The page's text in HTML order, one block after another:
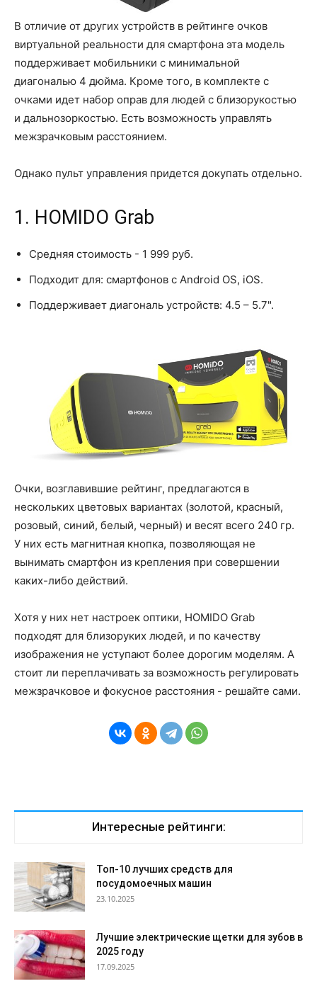
В отличие от других устройств в рейтинге очков
виртуальной реальности для смартфона эта модель
поддерживает мобильники с минимальной
диагональю 4 дюйма. Кроме того, в комплекте с
очками идет набор оправ для людей с близорукостью
и дальнозоркостью. Есть возможность управлять
межзрачковым расстоянием.
Однако пульт управления придется докупать отдельно.
1. HOMIDO Grab
Средняя стоимость - 1 999 руб.
Подходит для: смартфонов с Android OS, iOS.
Поддерживает диагональ устройств: 4.5 – 5.7".
Очки, возглавившие рейтинг, предлагаются в
нескольких цветовых вариантах (золотой, красный,
розовый, синий, белый, черный) и весят всего 240 гр.
У них есть магнитная кнопка, позволяющая не
вынимать смартфон из крепления при совершении
каких-либо действий.
Хотя у них нет настроек оптики, HOMIDO Grab
подходят для близоруких людей, и по качеству
изображения не уступают более дорогим моделям. А
стоит ли переплачивать за возможность регулировать
межзрачковое и фокусное расстояния - решайте сами.
Интересные рейтинги:
Топ-10 лучших средств для
посудомоечных машин
23.10.2025
Лучшие электрические щетки для зубов в
2025 году
17.09.2025